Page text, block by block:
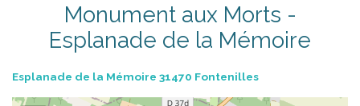
Monument aux Morts -
Esplanade de la Mémoire
Esplanade de la Mémoire 31470 Fontenilles